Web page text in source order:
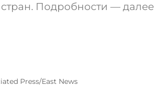
Подробности — далее
Press/East News